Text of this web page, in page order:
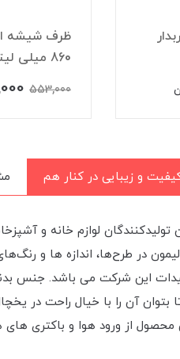
ظرف شیشه
860 میلی لیتر لیمون
553,000
و زیبایی در کنار هم
تولیدکنندگان لوازم خانه و
در طرح‌ها، اندازه ها و
محصول از ورود هوا و باکتری